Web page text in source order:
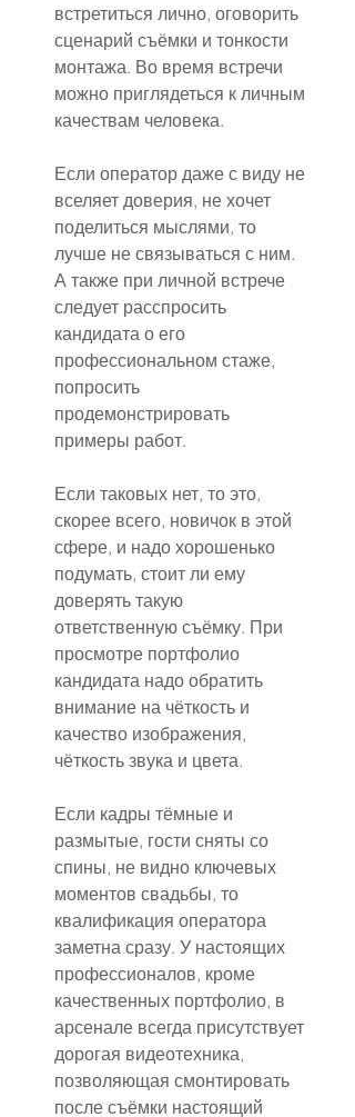
встретиться лично, оговорить
сценарий съёмки и тонкости
монтажа. Во время встречи
можно приглядеться к личным
качествам человека.
Если оператор даже с виду не
вселяет доверия, не хочет
поделиться мыслями, то
лучше не связываться с ним.
А также при личной встрече
следует расспросить
кандидата о его
профессиональном стаже,
попросить
продемонстрировать
примеры работ.
Если таковых нет, то это,
скорее всего, новичок в этой
сфере, и надо хорошенько
подумать, стоит ли ему
доверять такую
ответственную съёмку. При
просмотре портфолио
кандидата надо обратить
внимание на чёткость и
качество изображения,
чёткость звука и цвета.
Если кадры тёмные и
размытые, гости сняты со
спины, не видно ключевых
моментов свадьбы, то
квалификация оператора
заметна сразу. У настоящих
профессионалов, кроме
качественных портфолио, в
арсенале всегда присутствует
дорогая видеотехника,
позволяющая смонтировать
после съёмки настоящий